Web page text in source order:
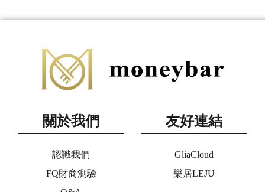
關於我們
認識我們
FQ財商測驗
友好連結
GliaCloud
樂居LEJU